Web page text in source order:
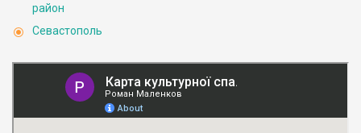
район
Севастополь